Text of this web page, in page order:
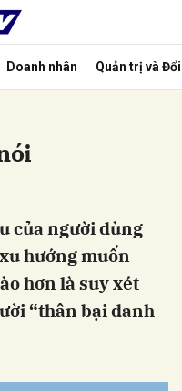
Doanh nhân Quản trị và
của người dùng
hướng muốn
hơn là suy xét
“thân bại danh
Hủy